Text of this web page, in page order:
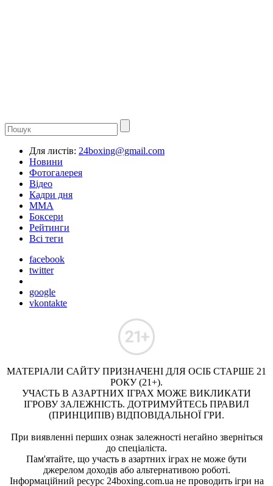
Для листів: 24boxing@gmail.com
Новини
Фотогалерея
Відео
Кадри дня
ММА
Боксери
Рейтинги
Всі теги
facebook
twitter
google
vkontakte
МАТЕРІАЛИ САЙТУ ПРИЗНАЧЕНІ ДЛЯ ОСІБ СТАРШЕ 21
РОКУ (21+).
УЧАСТЬ В АЗАРТНИХ ІГРАХ МОЖЕ ВИКЛИКАТИ
ІГРОВУ ЗАЛЕЖНІСТЬ. ДОТРИМУЙТЕСЬ ПРАВИЛ
(ПРИНЦИПІВ) ВІДПОВІДАЛЬНОЇ ГРИ.
При виявленні перших ознак залежності негайно зверніться
до спеціаліста.
Пам'ятайте, що участь в азартних іграх не може бути
джерелом доходів або альтернативою роботі.
Інформаційний ресурс 24boxing.com.ua не проводить ігри на